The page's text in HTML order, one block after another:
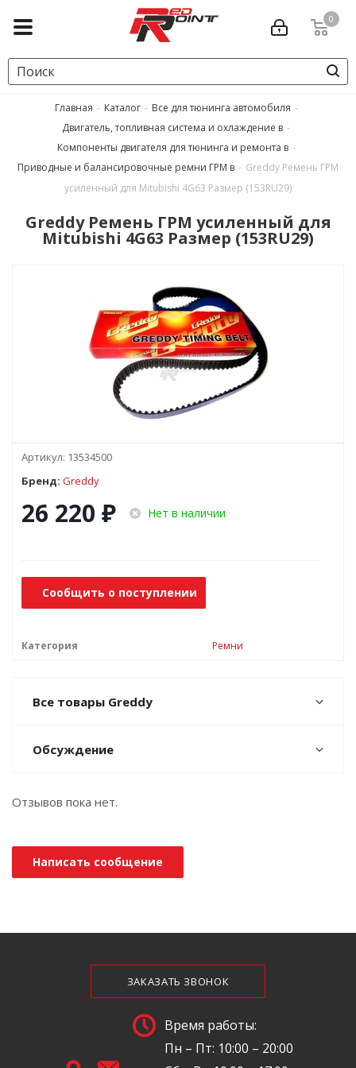
0
Главная - Каталог - Все для тюнинга автомобиля -
Двигатель, топливная система и охлаждение в -
Компоненты двигателя для тюнинга и ремонта в -
Приводные и балансировочные ремни ГРМ в - Greddy Ремень ГРМ
усиленный для Mitubishi 4G63 Размер (153RU29)
Greddy Ремень ГРМ усиленный для
Mitubishi 4G63 Размер (153RU29)
Артикул: 13534500
Бренд: Greddy
26 220 ₽ Нет в наличии
Сообщить о поступлении
Категория Ремни
Все товары Greddy
Обсуждение
Отзывов пока нет.
Написать сообщение
ЗАКАЗАТЬ ЗВОНОК
Время работы:
Пн – Пт: 10:00 – 20:00